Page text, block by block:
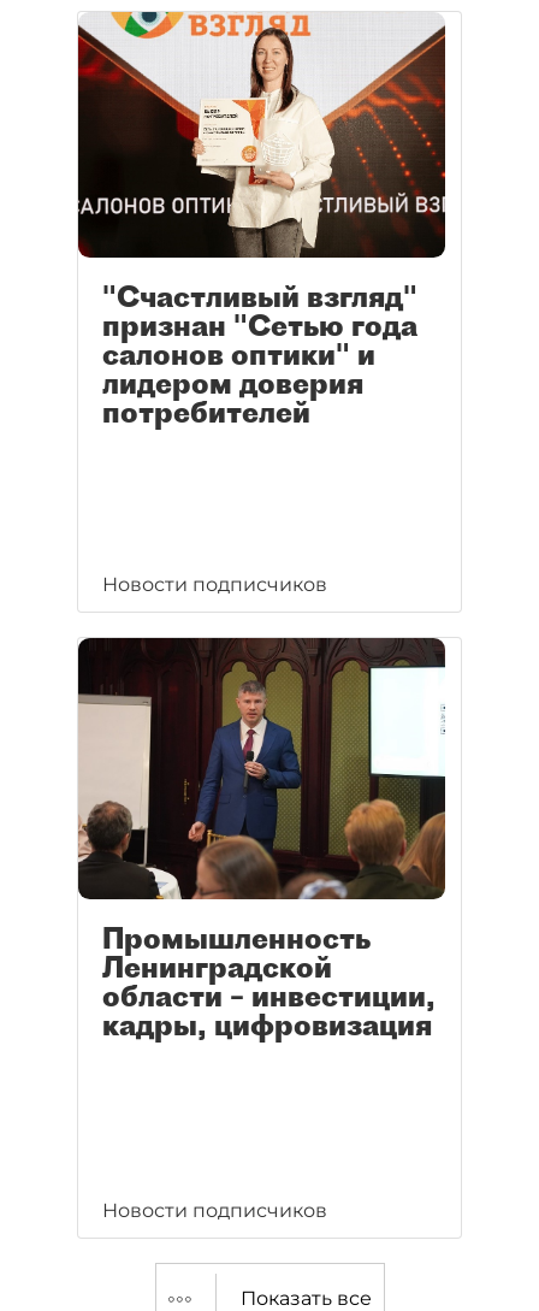
"Счастливый взгляд"
признан "Сетью года
салонов оптики" и
лидером доверия
потребителей
Новости подписчиков
Промышленность
Ленинградской
области – инвестиции,
кадры, цифровизация
Новости подписчиков
Показать все